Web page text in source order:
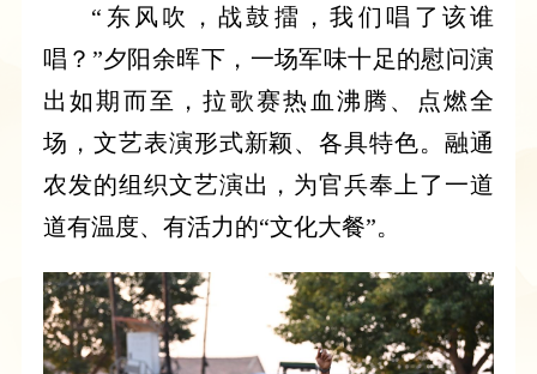
“东风吹，战鼓擂，我们唱了该谁
唱？”夕阳余晖下，一场军味十足的慰问演
出如期而至，拉歌赛热血沸腾、点燃全
场，文艺表演形式新颖、各具特色。融通
农发的组织文艺演出，为官兵奉上了一道
道有温度、有活力的“文化大餐”。